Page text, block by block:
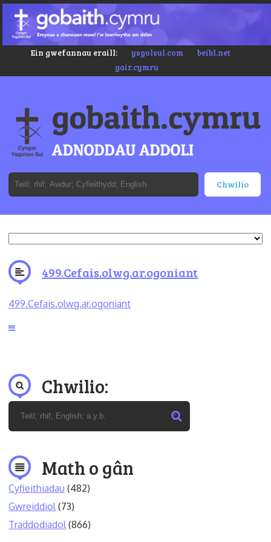
Ein gwefannau eraill: ysgolsul.com
beibl.net
gair.cymru
499.Cefais.olwg.ar.ogoniant
499.Cefais.olwg.ar.ogoniant
Chwilio:
Math o gân
Cyfieithiadau (482)
Gwreiddiol (73)
Traddodiadol (866)